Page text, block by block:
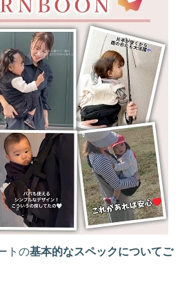
トの基本的なスペックについてご